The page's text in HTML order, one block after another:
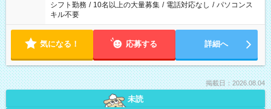
シフト勤務 / 10名以上の大量募集 / 電話対応なし / パソコンス
キル不要
気になる！ 応募する 詳細へ
掲載日：2026.08.04
未読